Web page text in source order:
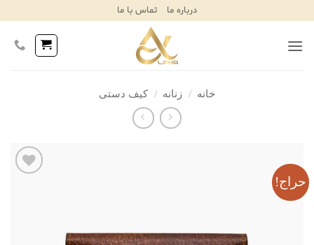
Content
درباره ما تماس با ما
خانه / زنانه / کیف دستی
حراج!